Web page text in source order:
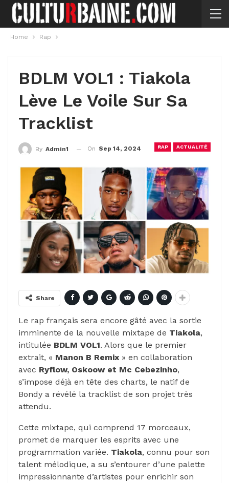
Home Rap
BDLM VOL1 : Tiakola
Lève Le Voile Sur Sa
Tracklist
RAP ACTUALITÉ
By Admin1 On Sep 14, 2024
Share
Le rap français sera encore gâté avec la sortie
imminente de la nouvelle mixtape de Tiakola,
intitulée BDLM VOL1. Alors que le premier
extrait, « Manon B Remix » en collaboration
avec Ryflow, Oskoow et Mc Cebezinho,
s’impose déjà en tête des charts, le natif de
Bondy a révélé la tracklist de son projet très
attendu.
Cette mixtape, qui comprend 17 morceaux,
promet de marquer les esprits avec une
programmation variée. Tiakola, connu pour son
talent mélodique, a su s’entourer d’une palette
impressionnante d’artistes pour enrichir son